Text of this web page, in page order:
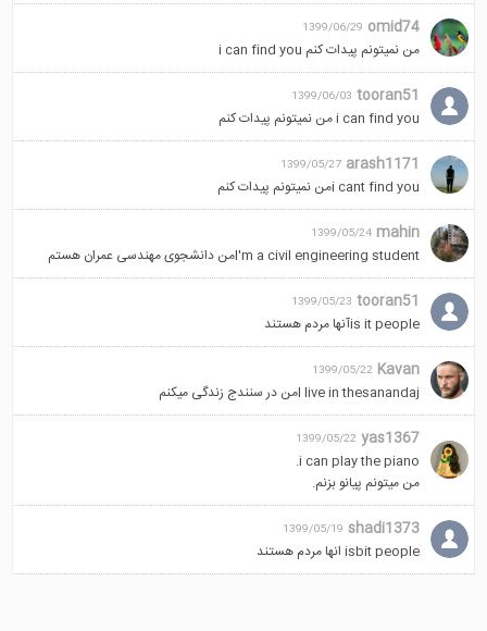
omid74
1399/06/29
من نمیتونم پیدات کنم i can find you
tooran51
1399/06/03
i can find you من نمیتونم پیدات کنم
arash1171
1399/05/27
i cant find youمن نمیتونم پیدات کنم
mahin
1399/05/24
I'm a civil engineering studentمن دانشجوی مهندسی عمران هستم
tooran51
1399/05/23
is it peopleآنها مردم هستند
Kavan
1399/05/22
I live in thesanandajمن در سنندج زندگی میکنم
yas1367
1399/05/22
i can play the piano.
من میتونم پیانو بزنم.
shadi1373
1399/05/19
isbit people انها مردم هستند